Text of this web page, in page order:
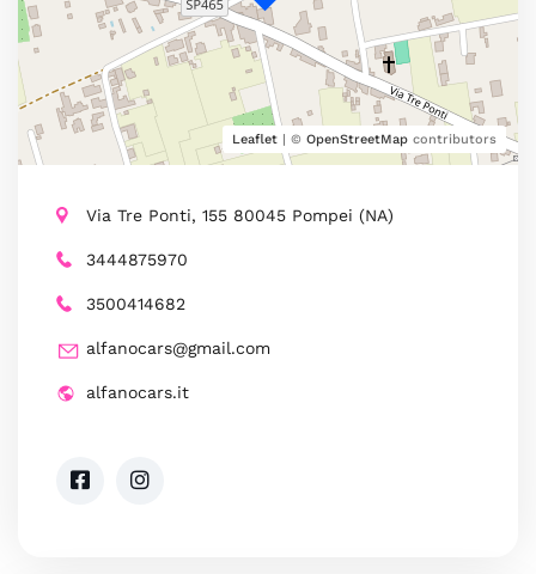
Leaflet | © OpenStreetMap contributors
Via Tre Ponti, 155 80045 Pompei (NA)
3444875970
3500414682
alfanocars@gmail.com
alfanocars.it